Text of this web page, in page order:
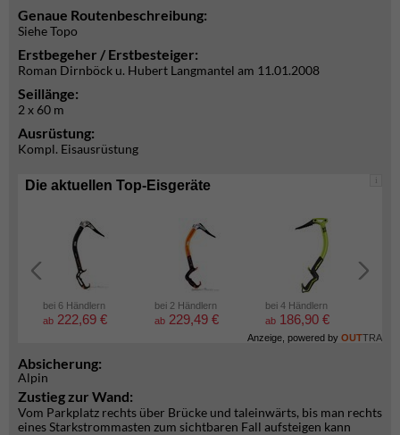
Genaue Routenbeschreibung:
Siehe Topo
Erstbegeher / Erstbesteiger:
Roman Dirnböck u. Hubert Langmantel am 11.01.2008
Seillänge:
2 x 60 m
Ausrüstung:
Kompl. Eisausrüstung
i
Die aktuellen Top-Eisgeräte
bei 6 Händlern
ab 222,69 €
bei 2 Händlern
ab 229,49 €
bei 4 Händlern
ab 186,90 €
Anzeige, powered by OUTTRA
Absicherung:
Alpin
Zustieg zur Wand:
Vom Parkplatz rechts über Brücke und taleinwärts, bis man rechts
eines Starkstrommasten zum sichtbaren Fall aufsteigen kann